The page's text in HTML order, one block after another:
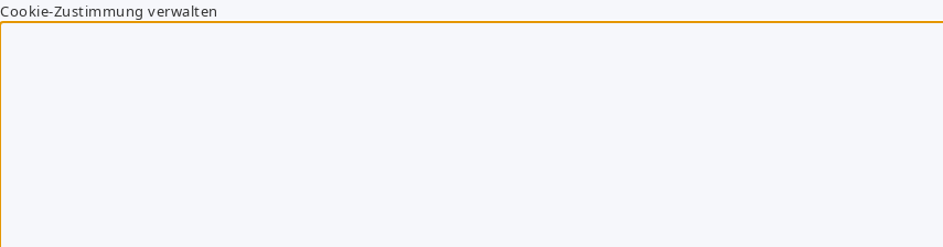
Cookie-Zustimmung verwalten